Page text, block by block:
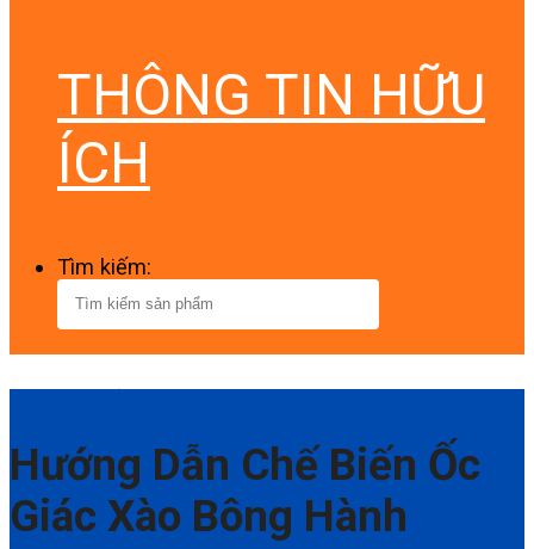
THÔNG TIN HỮU
ÍCH
Tìm kiếm:
Hướng Dẫn Chế Biến Ốc
Giác Xào Bông Hành